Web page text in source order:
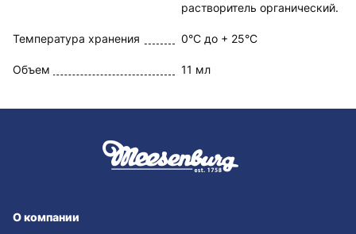
растворитель органический.
Температура хранения 0°C до + 25°C
Объем 11 мл
О компании